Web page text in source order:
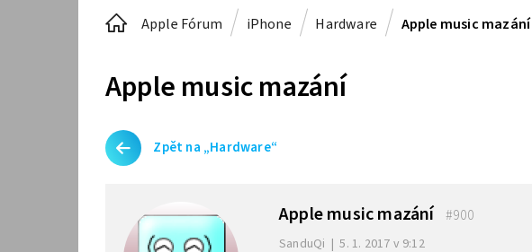
Apple Fórum iPhone Hardware Apple music mazání
Apple music mazání
Zpět na „Hardware“
Apple music mazání #900
SanduQi |5. 1. 2017 v 9:12